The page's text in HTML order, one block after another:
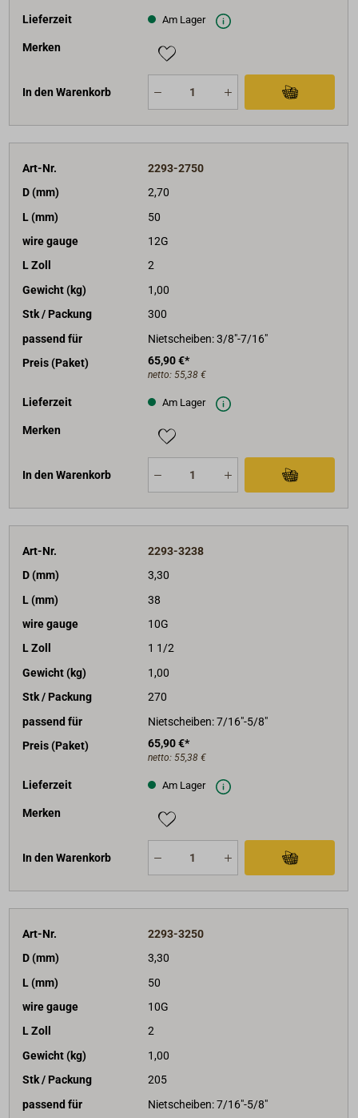
Lieferzeit Am Lager
Merken
In den Warenkorb
Art-Nr.
2293-2750
D (mm)
2,70
L (mm)
50
wire gauge
12G
L Zoll
2
Gewicht (kg)
1,00
Stk / Packung
300
passend für
Nietscheiben: 3/8"-7/16"
Preis (Paket)
65,90 €*
netto: 55,38 €
Lieferzeit Am Lager
Merken
In den Warenkorb
Art-Nr.
2293-3238
D (mm)
3,30
L (mm)
38
wire gauge
10G
L Zoll
1 1/2
Gewicht (kg)
1,00
Stk / Packung
270
passend für
Nietscheiben: 7/16"-5/8"
Preis (Paket)
65,90 €*
netto: 55,38 €
Lieferzeit Am Lager
Merken
In den Warenkorb
Art-Nr.
2293-3250
D (mm)
3,30
L (mm)
50
wire gauge
10G
L Zoll
2
Gewicht (kg)
1,00
Stk / Packung
205
passend für
Nietscheiben: 7/16"-5/8"